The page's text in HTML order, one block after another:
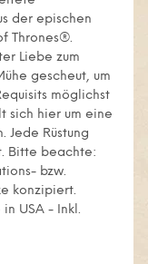
der epischen
Thrones®.
Liebe zum
gescheut, um
möglichst
sich hier um eine
Jede Rüstung
Bitte beachte:
bzw.
konzipiert.
USA - Inkl.